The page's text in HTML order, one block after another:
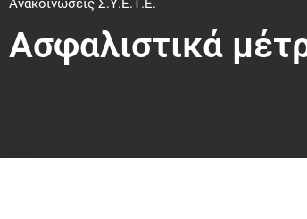
Ανακοινώσεις Σ.Υ.Ε.Τ.Ε.
Ασφαλιστικά